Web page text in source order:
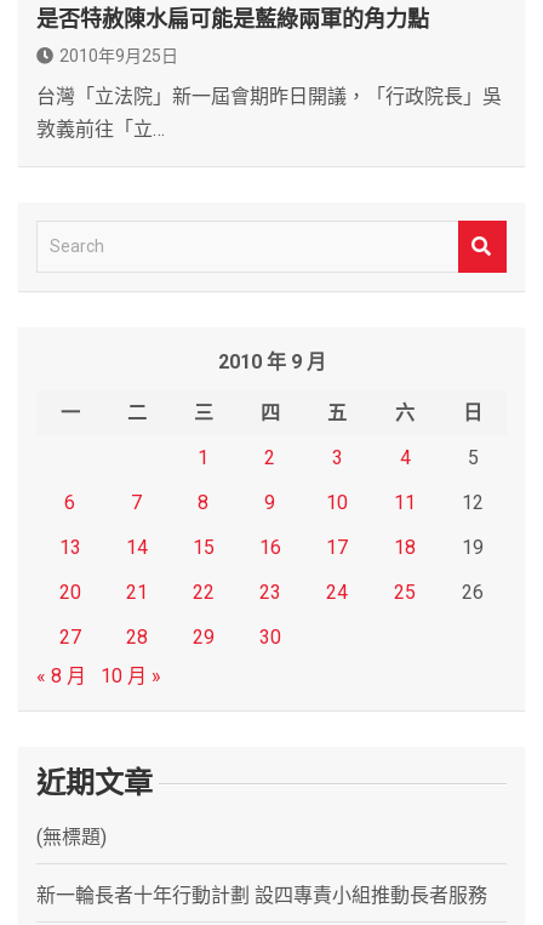
是否特赦陳水扁可能是藍綠兩軍的角力點
2010年9月25日
台灣「立法院」新一屆會期昨日開議，「行政院長」吳
敦義前往「立…
e
2010 年 9 月
一 二 三 四 五 六
日
1
2 3 4
5
6
7 8 9 10 11
12
13
14 15 16 17 18
19
20
21 22 23 24 25
26
27
28 29
30
« 8 月
10 月 »
近期文章
(無標題)
新一輪長者十年行動計劃 設四專責小組推動長者服務